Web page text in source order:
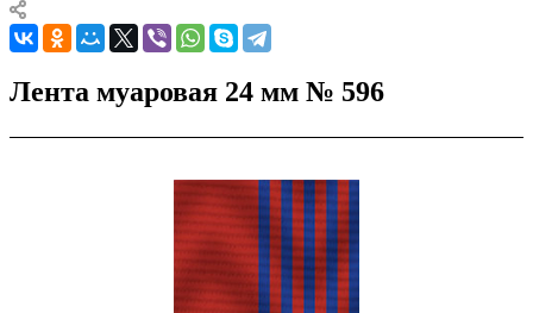
Лента муаровая 24 мм № 596